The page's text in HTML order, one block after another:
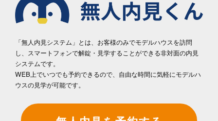
「無人内見システム」とは、お客様のみでモデルハウスを訪問
し、 スマートフォンで解錠・見学することができる非対面の内見
システムです。
WEB上でいつでも予約できるので、自由な時間に気軽にモデルハ
ウスの見学が可能です。